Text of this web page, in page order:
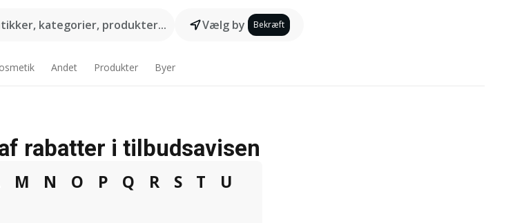
kategorier, produkter... Vælg by Bekræft
Andet Produkter Byer
rabatter i tilbudsavisen
M N O P Q R S T
U